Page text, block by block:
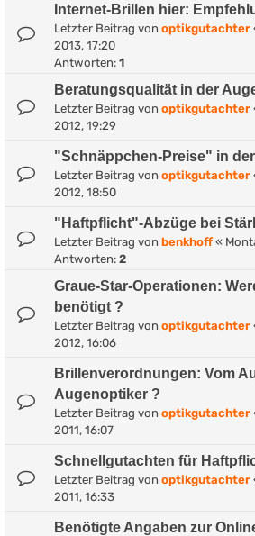
Internet-Brillen hier:
Letzter Beitrag von optikgutachter
2013, 17:20
Antworten: 1
Beratungsqualität in der
Letzter Beitrag von optikgutachter
2012, 19:29
"Schnäppchen-Preise" in
Letzter Beitrag von optikgutachter
2012, 18:50
"Haftpflicht"-Abzüge bei
Letzter Beitrag von benkhoff«
Antworten: 2
Graue-Star-Operationen:
benötigt ?
Letzter Beitrag von optikgutachter
2012, 16:06
Brillenverordnungen: Vom
Augenoptiker ?
Letzter Beitrag von optikgutachter
2011, 16:07
Schnellgutachten für
Letzter Beitrag von optikgutachter
2011, 16:33
Benötigte Angaben zur